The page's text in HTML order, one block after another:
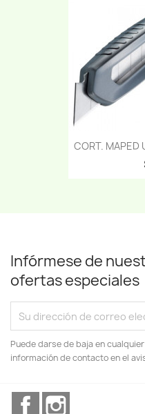
CORT. MAPED
Infórmese de
ofertas especiales
Puede darse de baja en
información de contacto en el
Facebook